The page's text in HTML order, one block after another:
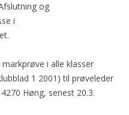
og
i
i alle klasser
1 2001) til prøveleder
Høng, senest 20.3.